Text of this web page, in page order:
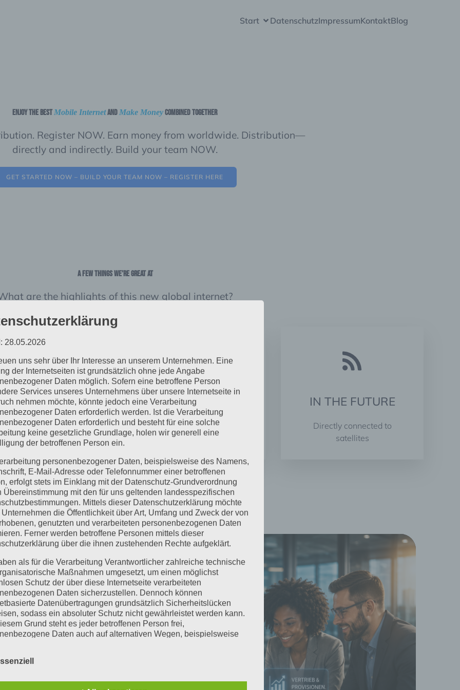
Start DatenschutzImpressumKontaktBlog
Enjoy the bestMobile InternetandMake Moneycombined together
Register NOW. Earn money from worldwide. Distribution—
directly and indirectly. Build your team NOW.
GET STARTED NOW – BUILD YOUR TEAM NOW – REGISTER HERE
A few things we’re great at
are the highlights of this new global internet?
UNLIMITED
data cap for internet
music streaming, etc.
WORLDWIDE
Available worldwide
WITHOUT data roaming
IN THE FUTURE
Directly connected to
satellites
28.05.2026
uns sehr über Ihr Interesse an unserem Unternehmen. Eine
der Internetseiten ist grundsätzlich ohne jede Angabe
Daten möglich. Sofern eine betroffene Person
Services unseres Unternehmens über unsere Internetseite in
nehmen möchte, könnte jedoch eine Verarbeitung
Daten erforderlich werden. Ist die Verarbeitung
Daten erforderlich und besteht für eine solche
keine gesetzliche Grundlage, holen wir generell eine
der betroffenen Person ein.
personenbezogener Daten, beispielsweise des Namens,
E-Mail-Adresse oder Telefonnummer einer betroffenen
erfolgt stets im Einklang mit der Datenschutz-Grundverordnung
Übereinstimmung mit den für uns geltenden landesspezifischen
Mittels dieser Datenschutzerklärung möchte
Unternehmen die Öffentlichkeit über Art, Umfang und Zweck der von
genutzten und verarbeiteten personenbezogenen Daten
Ferner werden betroffene Personen mittels dieser
über die ihnen zustehenden Rechte aufgeklärt.
als für die Verarbeitung Verantwortlicher zahlreiche technische
Maßnahmen umgesetzt, um einen möglichst
Schutz der über diese Internetseite verarbeiteten
Daten sicherzustellen. Dennoch können
Datenübertragungen grundsätzlich Sicherheitslücken
sodass ein absoluter Schutz nicht gewährleistet werden kann.
Grund steht es jeder betroffenen Person frei,
Daten auch auf alternativen Wegen, beispielsweise
beruht auf den Begrifflichkeiten, die durch den